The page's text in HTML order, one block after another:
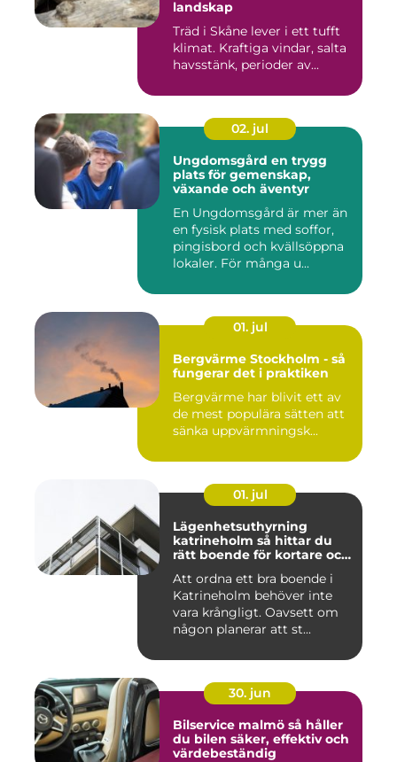
landskap
Träd i Skåne lever i ett tufft
klimat. Kraftiga vindar, salta
havsstänk, perioder av...
02. jul
Ungdomsgård en trygg
plats för gemenskap,
växande och äventyr
En Ungdomsgård är mer än
en fysisk plats med soffor,
pingisbord och kvällsöppna
lokaler. För många u...
01. jul
Bergvärme Stockholm - så
fungerar det i praktiken
Bergvärme har blivit ett av
de mest populära sätten att
sänka uppvärmningsk...
01. jul
Lägenhetsuthyrning
katrineholm så hittar du
rätt boende för kortare och
Att ordna ett bra boende i
Katrineholm behöver inte
vara krångligt. Oavsett om
någon planerar att st...
30. jun
Bilservice malmö så håller
du bilen säker, effektiv och
värdebeständig